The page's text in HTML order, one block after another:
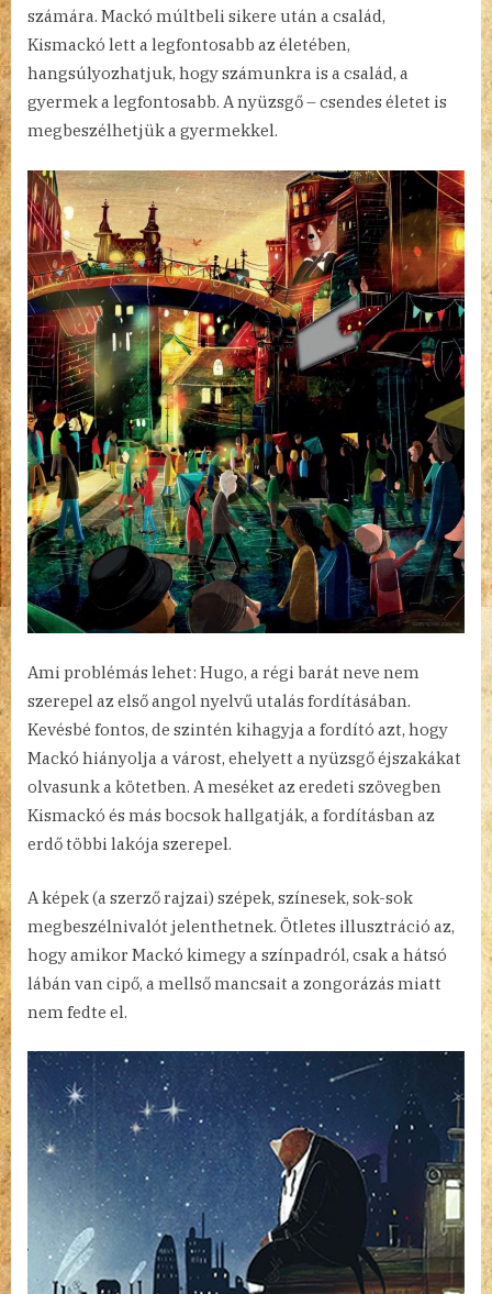
számára. Mackó múltbeli sikere után a család,
Kismackó lett a legfontosabb az életében,
hangsúlyozhatjuk, hogy számunkra is a család, a
gyermek a legfontosabb. A nyüzsgő – csendes életet is
megbeszélhetjük a gyermekkel.
Ami problémás lehet: Hugo, a régi barát neve nem
szerepel az első angol nyelvű utalás fordításában.
Kevésbé fontos, de szintén kihagyja a fordító azt, hogy
Mackó hiányolja a várost, ehelyett a nyüzsgő éjszakákat
olvasunk a kötetben. A meséket az eredeti szövegben
Kismackó és más bocsok hallgatják, a fordításban az
erdő többi lakója szerepel.
A képek (a szerző rajzai) szépek, színesek, sok-sok
megbeszélnivalót jelenthetnek. Ötletes illusztráció az,
hogy amikor Mackó kimegy a színpadról, csak a hátsó
lábán van cipő, a mellső mancsait a zongorázás miatt
nem fedte el.